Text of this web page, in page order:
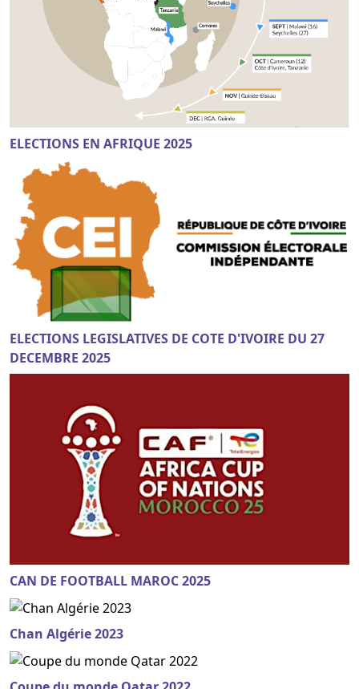
ELECTIONS EN AFRIQUE 2025
ELECTIONS LEGISLATIVES DE COTE D'IVOIRE DU 27
DECEMBRE 2025
CAN DE FOOTBALL MAROC 2025
Chan Algérie 2023